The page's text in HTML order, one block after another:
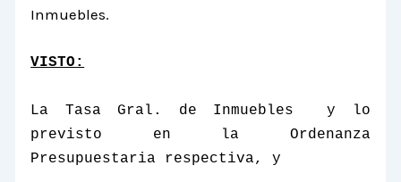
Inmuebles.
VISTO:
La Tasa Gral. de Inmuebles
y lo
previsto en la Ordenanza
Presupuestaria respectiva, y